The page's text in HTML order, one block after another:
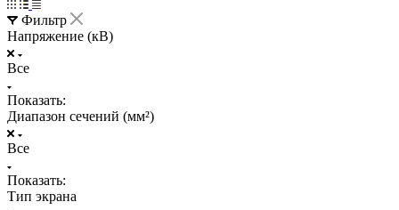
Фильтр
Напряжение (кВ)
Все
Показать:
Диапазон сечений (мм²)
Все
Показать:
Тип экрана